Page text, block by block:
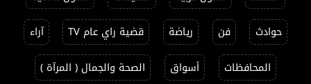
حوادث
فن رياضة قضية راي عام TV
آراء
المحافظات
أسواق الصحة والجمال ( المرآة )